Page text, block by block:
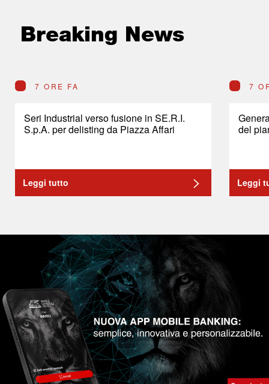
Breaking News
7 ORE FA
Seri Industrial verso fusione in SE.R.I.
S.p.A. per delisting da Piazza Affari
Leggi tutto
7
del
Leggi